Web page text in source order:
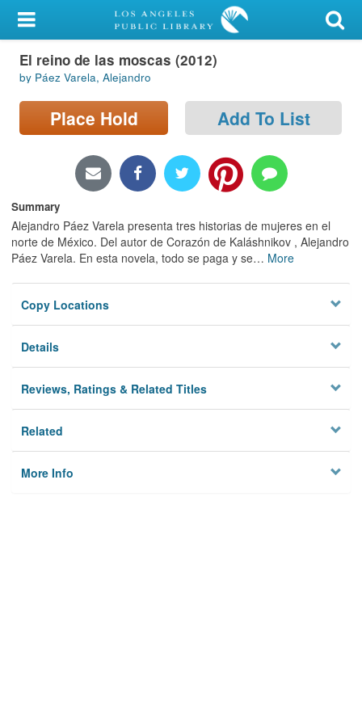
My Account
Library Card
Sign In
Locations/Hours (external
page)
Privacy
El reino de las moscas (2012)
by Páez Varela, Alejandro
Place Hold Add To List
Summary
Alejandro Páez Varela presenta tres historias de mujeres en el
norte de México. Del autor de Corazón de Kaláshnikov , Alejandro
Páez Varela. En esta novela, todo se paga y se… More
Copy Locations
Details
Reviews, Ratings & Related Titles
Related
More Info